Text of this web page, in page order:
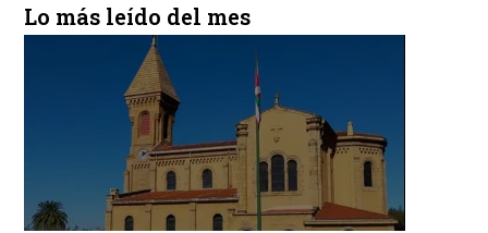
Lo más leído del mes